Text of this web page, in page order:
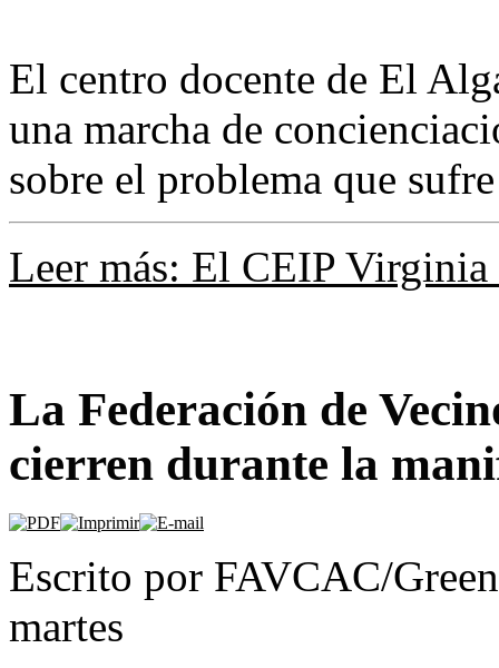
El centro docente de El
una marcha de
sobre el problema que
Leer más: El CEIP
La Federación de
cierren durante la
Escrito por FAVCAC/
martes